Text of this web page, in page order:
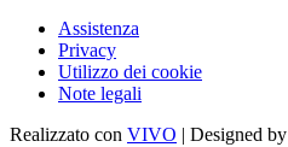
Assistenza
Privacy
Utilizzo dei cookie
Note legali
Realizzato con VIVO | Designed by